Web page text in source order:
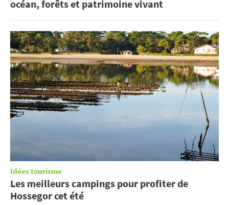
océan, forêts et patrimoine vivant
Idées tourisme
Les meilleurs campings pour profiter de
Hossegor cet été